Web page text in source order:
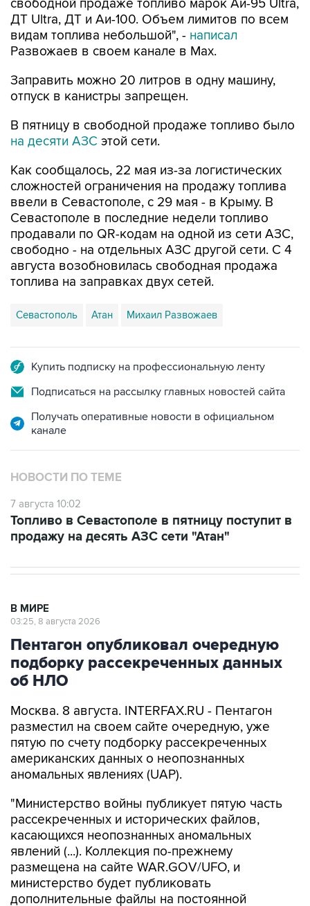
видам топлива небольшой", - написал
Развожаев в своем канале в Max.
Заправить можно 20 литров в одну машину,
В пятницу в свободной продаже топливо было
Как сообщалось, 22 мая из-за логистических
ввели в Севастополе, с 29 мая - в Крыму. В
Севастополе в последние недели топливо
продавали по QR-кодам на одной из сети АЗС,
свободно - на отдельных АЗС другой сети. С 4
августа возобновилась свободная продажа
топлива на заправках двух сетей.
Севастополь Атан Михаил Развожаев
Подписаться на рассылку главных новостей сайта
Получать оперативные новости в официальном
НОВОСТИ ПО ТЕМЕ
7 августа 10:02
продажу на десять АЗС сети "Атан"
Пентагон опубликовал очередную
подборку рассекреченных данных
об НЛО
Москва. 8 августа. INTERFAX.RU - Пентагон
пятую по счету подборку рассекреченных
американских данных о неопознанных
аномальных явлениях (UAP).
"Министерство войны публикует пятую часть
касающихся неопознанных аномальных
явлений (...). Коллекция по-прежнему
размещена на сайте WAR.GOV/UFO, и
министерство будет публиковать
дополнительные файлы на постоянной
основе", - заявил пресс-секретарь Пентагона
Шон Парнелл, добавив, что уже ведется